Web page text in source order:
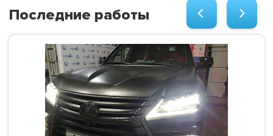
Последние работы